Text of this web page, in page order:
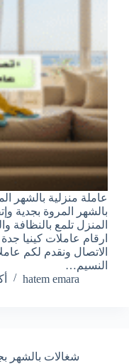
عاملة منزلية بالشهر
بالشهر المروة بجدية
المنزل تلمع بالنظافة
ارقام عاملات كينيا
الاتصال ونقدم لكم
النسيم…
hatem emara
شغالات بالشهر